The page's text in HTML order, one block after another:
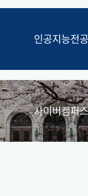
인공지능전공
사이버캠퍼스